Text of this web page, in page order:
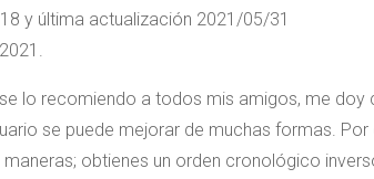
y última actualización 2021/05/31
.
lo recomiendo a todos mis amigos, me doy
se puede mejorar de muchas formas.
obtienes un orden cronológico